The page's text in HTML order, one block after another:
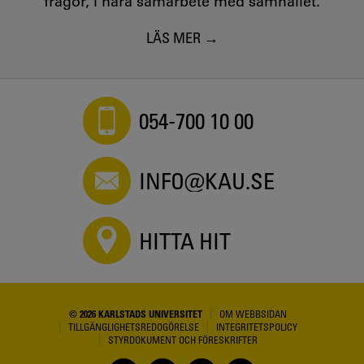
LÄS MER
054-700 10 00
INFO@KAU.SE
HITTA HIT
© 2026 KARLSTADS UNIVERSITET
OM WEBBSIDAN
TILLGÄNGLIGHETSREDOGÖRELSE
INTEGRITETSPOLICY
STYRDOKUMENT OCH FÖRESKRIFTER